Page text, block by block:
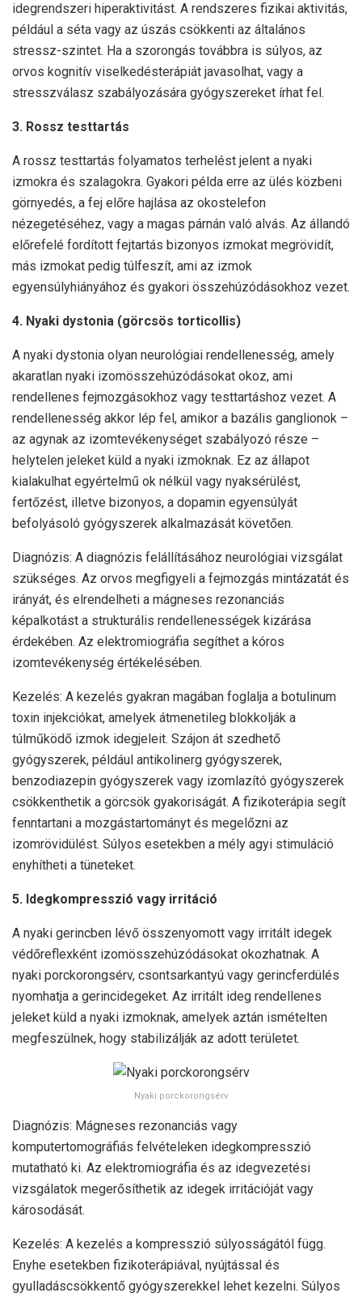
idegrendszeri hiperaktivitást. A rendszeres fizikai aktivitás,
például a séta vagy az úszás csökkenti az általános
stressz-szintet. Ha a szorongás továbbra is súlyos, az
orvos kognitív viselkedésterápiát javasolhat, vagy a
stresszválasz szabályozására gyógyszereket írhat fel.
3. Rossz testtartás
A rossz testtartás folyamatos terhelést jelent a nyaki
izmokra és szalagokra. Gyakori példa erre az ülés közbeni
görnyedés, a fej előre hajlása az okostelefon
nézegetéséhez, vagy a magas párnán való alvás. Az állandó
előrefelé fordított fejtartás bizonyos izmokat megrövidít,
más izmokat pedig túlfeszít, ami az izmok
egyensúlyhiányához és gyakori összehúzódásokhoz vezet.
4. Nyaki dystonia (görcsös torticollis)
A nyaki dystonia olyan neurológiai rendellenesség, amely
akaratlan nyaki izomösszehúzódásokat okoz, ami
rendellenes fejmozgásokhoz vagy testtartáshoz vezet. A
rendellenesség akkor lép fel, amikor a bazális ganglionok –
az agynak az izomtevékenységet szabályozó része –
helytelen jeleket küld a nyaki izmoknak. Ez az állapot
kialakulhat egyértelmű ok nélkül vagy nyaksérülést,
fertőzést, illetve bizonyos, a dopamin egyensúlyát
befolyásoló gyógyszerek alkalmazását követően.
Diagnózis: A diagnózis felállításához neurológiai vizsgálat
szükséges. Az orvos megfigyeli a fejmozgás mintázatát és
irányát, és elrendelheti a mágneses rezonanciás
képalkotást a strukturális rendellenességek kizárása
érdekében. Az elektromiográfia segíthet a kóros
izomtevékenység értékelésében.
Kezelés: A kezelés gyakran magában foglalja a botulinum
toxin injekciókat, amelyek átmenetileg blokkolják a
túlműködő izmok idegjeleit. Szájon át szedhető
gyógyszerek, például antikolinerg gyógyszerek,
benzodiazepin gyógyszerek vagy izomlazító gyógyszerek
csökkenthetik a görcsök gyakoriságát. A fizikoterápia segít
fenntartani a mozgástartományt és megelőzni az
izomrövidülést. Súlyos esetekben a mély agyi stimuláció
enyhítheti a tüneteket.
5. Idegkompresszió vagy irritáció
A nyaki gerincben lévő összenyomott vagy irritált idegek
védőreflexként izomösszehúzódásokat okozhatnak. A
nyaki porckorongsérv, csontsarkantyú vagy gerincferdülés
nyomhatja a gerincidegeket. Az irritált ideg rendellenes
jeleket küld a nyaki izmoknak, amelyek aztán ismételten
megfeszülnek, hogy stabilizálják az adott területet.
Nyaki porckorongsérv
Diagnózis: Mágneses rezonanciás vagy
komputertomográfiás felvételeken idegkompresszió
mutatható ki. Az elektromiográfia és az idegvezetési
vizsgálatok megerősíthetik az idegek irritációját vagy
károsodását.
Kezelés: A kezelés a kompresszió súlyosságától függ.
Enyhe esetekben fizikoterápiával, nyújtással és
gyulladáscsökkentő gyógyszerekkel lehet kezelni. Súlyos